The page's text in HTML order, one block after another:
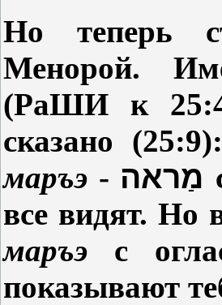
Но теперь
Менорой.
(РаШИ к
сказано
маръэ - מַראה
все видят. Но
маръэ с
показывают